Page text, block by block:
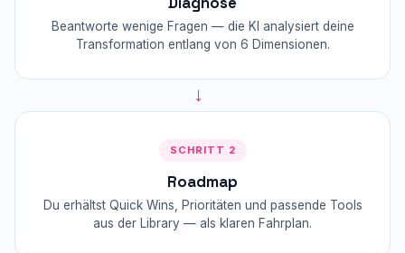
Beantworte wenige Fragen — die KI analysiert deine
Transformation entlang von 6 Dimensionen.
→
SCHRITT 2
Roadmap
Du erhältst Quick Wins, Prioritäten und passende Tools
aus der Library — als klaren Fahrplan.